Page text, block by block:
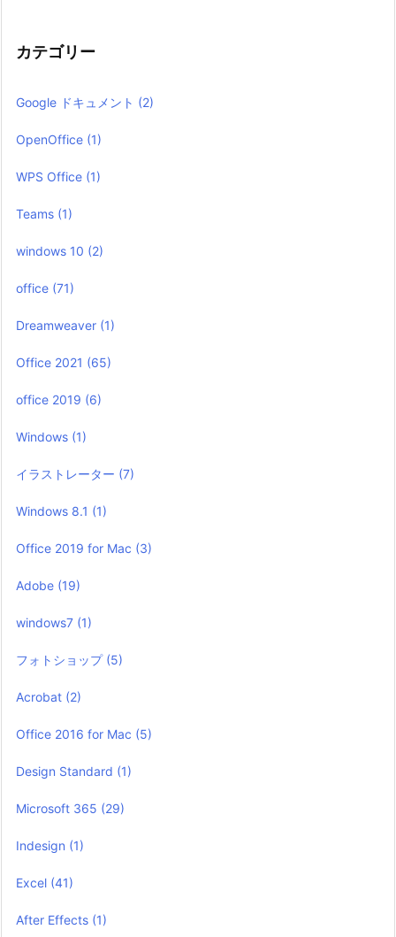
カテゴリー
Google ドキュメント (2)
OpenOffice (1)
WPS Office (1)
Teams (1)
windows 10 (2)
office (71)
Dreamweaver (1)
Office 2021 (65)
office 2019 (6)
Windows (1)
イラストレーター (7)
Windows 8.1 (1)
Office 2019 for Mac (3)
Adobe (19)
windows7 (1)
フォトショップ (5)
Acrobat (2)
Office 2016 for Mac (5)
Design Standard (1)
Microsoft 365 (29)
Indesign (1)
Excel (41)
After Effects (1)